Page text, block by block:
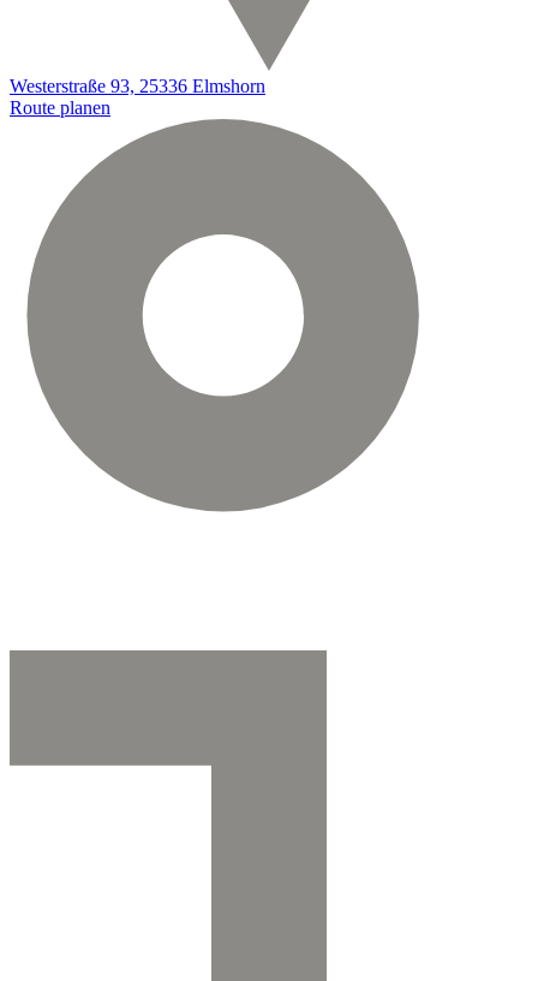
Westerstraße 93, 25336 Elmshorn
Route planen